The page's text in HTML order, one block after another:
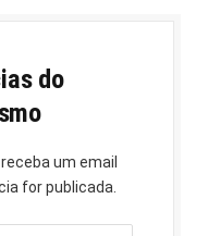
do
um email
for publicada.